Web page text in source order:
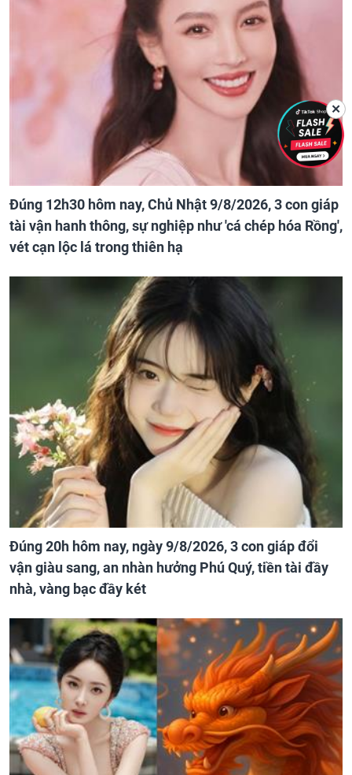
Đúng 12h30 hôm nay, Chủ Nhật 9/8/2026, 3 con giáp
tài vận hanh thông, sự nghiệp như 'cá chép hóa Rồng',
vét cạn lộc lá trong thiên hạ
Đúng 20h hôm nay, ngày 9/8/2026, 3 con giáp đổi
vận giàu sang, an nhàn hưởng Phú Quý, tiền tài đầy
nhà, vàng bạc đầy két
✕